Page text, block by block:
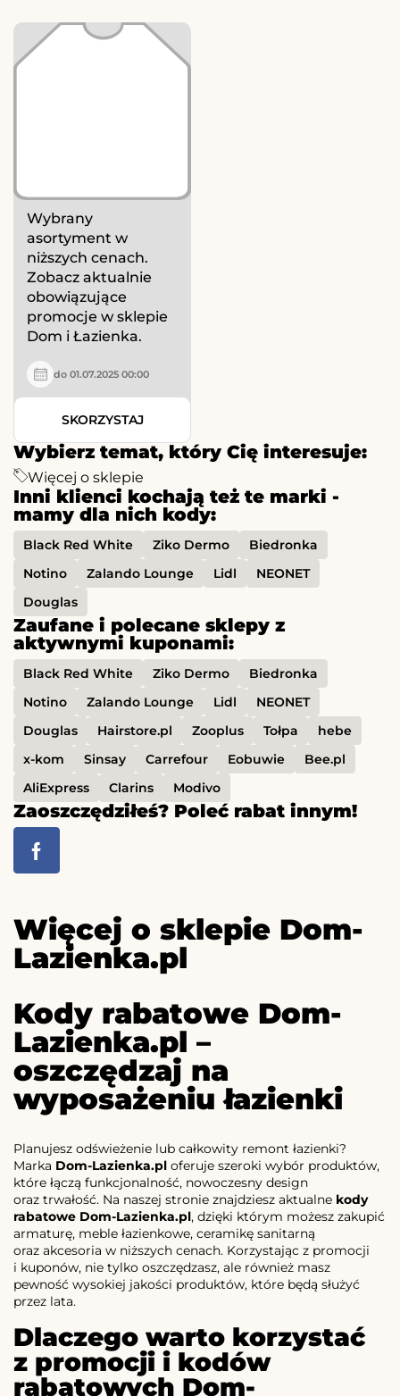
Wybierz temat, który Cię interesuje:
Więcej o sklepie
Inni klienci kochają też te marki -
mamy dla nich kody:
Black Red White Ziko Dermo
Biedronka
Notino
Zalando Lounge Lidl
NEONET
Douglas
Zaufane i polecane sklepy z
aktywnymi kuponami:
Black Red White Ziko Dermo
Biedronka
Notino
Zalando Lounge Lidl
NEONET
Douglas
Hairstore.pl Zooplus Tołpa
hebe
x-kom
Sinsay Carrefour Eobuwie
Bee.pl
AliExpress
Clarins Modivo
Zaoszczędziłeś? Poleć rabat innym!
Wybrany
asortyment w
niższych cenach.
Zobacz aktualnie
obowiązujące
promocje w sklepie
Dom i Łazienka.
do 01.07.2025 00:00
SKORZYSTAJ
Więcej o sklepie Dom-
Lazienka.pl
Kody rabatowe Dom-
Lazienka.pl –
oszczędzaj na
wyposażeniu łazienki
Planujesz odświeżenie lub całkowity remont łazienki?
Marka Dom-Lazienka.pl oferuje szeroki wybór produktów,
które łączą funkcjonalność, nowoczesny design
oraz trwałość. Na naszej stronie znajdziesz aktualne kody
rabatowe Dom-Lazienka.pl, dzięki którym możesz zakupić
armaturę, meble łazienkowe, ceramikę sanitarną
oraz akcesoria w niższych cenach. Korzystając z promocji
i kuponów, nie tylko oszczędzasz, ale również masz
pewność wysokiej jakości produktów, które będą służyć
przez lata.
Dlaczego warto korzystać
z promocji i kodów
rabatowych Dom-